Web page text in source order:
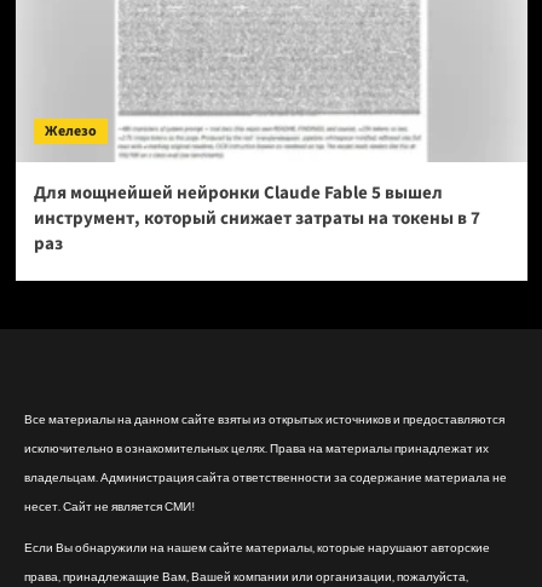
Железо
Для мощнейшей нейронки Claude Fable 5 вышел
инструмент, который снижает затраты на токены в 7
раз
Все материалы на данном сайте взяты из открытых источников и предоставляются
исключительно в ознакомительных целях. Права на материалы принадлежат их
владельцам. Администрация сайта ответственности за содержание материала не
несет. Сайт не является СМИ!
Если Вы обнаружили на нашем сайте материалы, которые нарушают авторские
права, принадлежащие Вам, Вашей компании или организации, пожалуйста,